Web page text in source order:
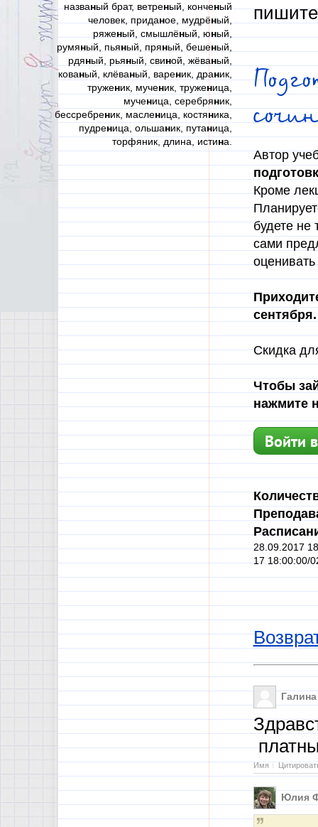
названый брат, ветреный, конченый
человек, приданое, мудрёный,
ряженый, смышлёный, юный,
румяный, пьяный, пряный, бешеный,
рдяный, рьяный, свиной, жёваный,
кованый, клёваный, вареник, драник,
труженик, мученик, труженица,
мученица, серебряник,
бессребреник, масленица, костяника,
пудреница, ольшаник, путаница,
торфяник, длина, истина.
Автор
Кроме
будете не
сами
сентября.
Скидка
Чтобы
нажмите
Войти
28.09.2017
17 18:00:00/
Имя
Юлия